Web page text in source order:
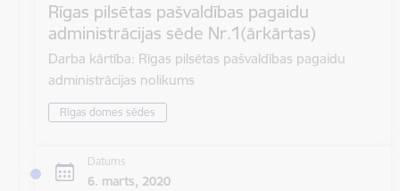
Rīgas pilsētas pašvaldības pagaidu
administrācijas sēde Nr.1(ārkārtas)
Darba kārtība: Rīgas pilsētas pašvaldības pagaidu
administrācijas nolikums
Rīgas domes sēdes
Datums
6. marts, 2020